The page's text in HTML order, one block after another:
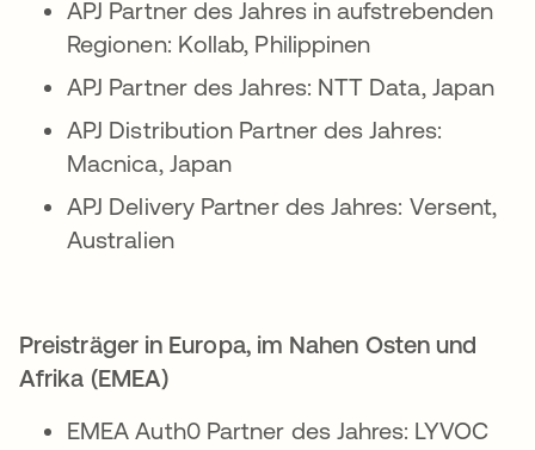
APJ Partner des Jahres in aufstrebenden
Regionen: Kollab, Philippinen
APJ Partner des Jahres: NTT Data, Japan
APJ Distribution Partner des Jahres:
Macnica, Japan
APJ Delivery Partner des Jahres: Versent,
Australien
Preisträger in Europa, im Nahen Osten und
Afrika (EMEA)
EMEA Auth0 Partner des Jahres: LYVOC